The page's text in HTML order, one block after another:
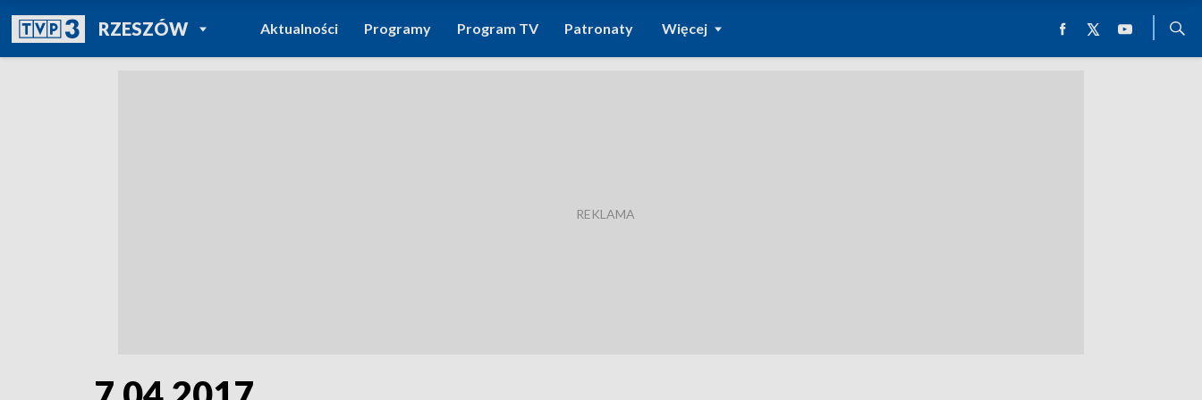
RZESZÓWPOWRÓT DO
TVP REGIONY
Aktualności Programy Program TV Patronaty Więcej